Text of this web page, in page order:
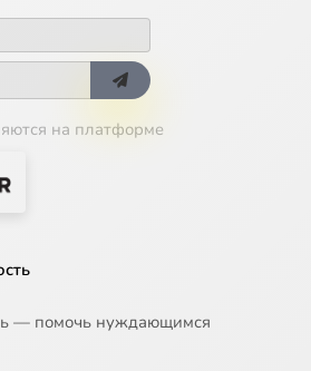
на платформе
— помочь нуждающимся